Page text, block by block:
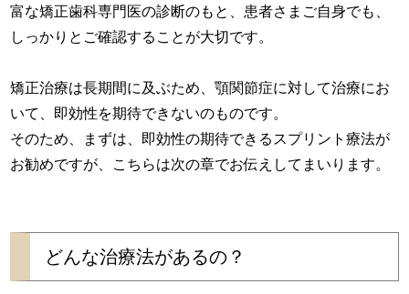
富な矯正歯科専門医の診断のもと、患者さまご自身でも、
しっかりとご確認することが大切です。
矯正治療は長期間に及ぶため、顎関節症に対して治療にお
いて、即効性を期待できないのものです。
そのため、まずは、即効性の期待できるスプリント療法が
お勧めですが、こちらは次の章でお伝えしてまいります。
どんな治療法があるの？